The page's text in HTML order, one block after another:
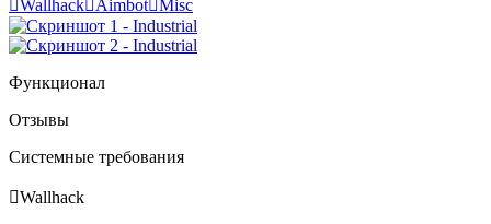
WallhackAimbotMisc
Функционал
Отзывы
Системные требования
Wallhack